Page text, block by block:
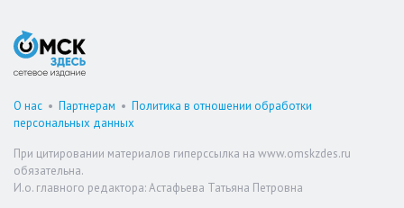
О нас • Партнерам • Политика в отношении обработки
персональных данных
При цитировании материалов гиперссылка на www.omskzdes.ru
обязательна.
И.о. главного редактора: Астафьева Татьяна Петровна